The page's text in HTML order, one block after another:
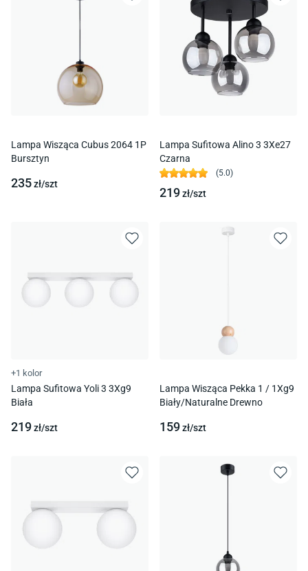
Lampa Wisząca Cubus 2064 1P
Bursztyn
235zł/szt
Lampa Sufitowa Alino 3 3Xe27
Czarna
(5.0)
219zł/szt
+1 kolor
Lampa Sufitowa Yoli 3 3Xg9
Biała
219zł/szt
Lampa Wisząca Pekka 1 / 1Xg9
Biały/Naturalne Drewno
159zł/szt